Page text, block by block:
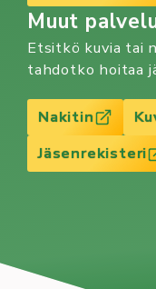
Muut
Etsitkö kuvia tai
tahdotko hoitaa
Nakitin
Jäsenrekisteri